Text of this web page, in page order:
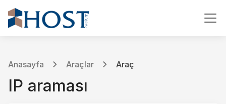
Anasayfa Araçlar Araç
IP araması